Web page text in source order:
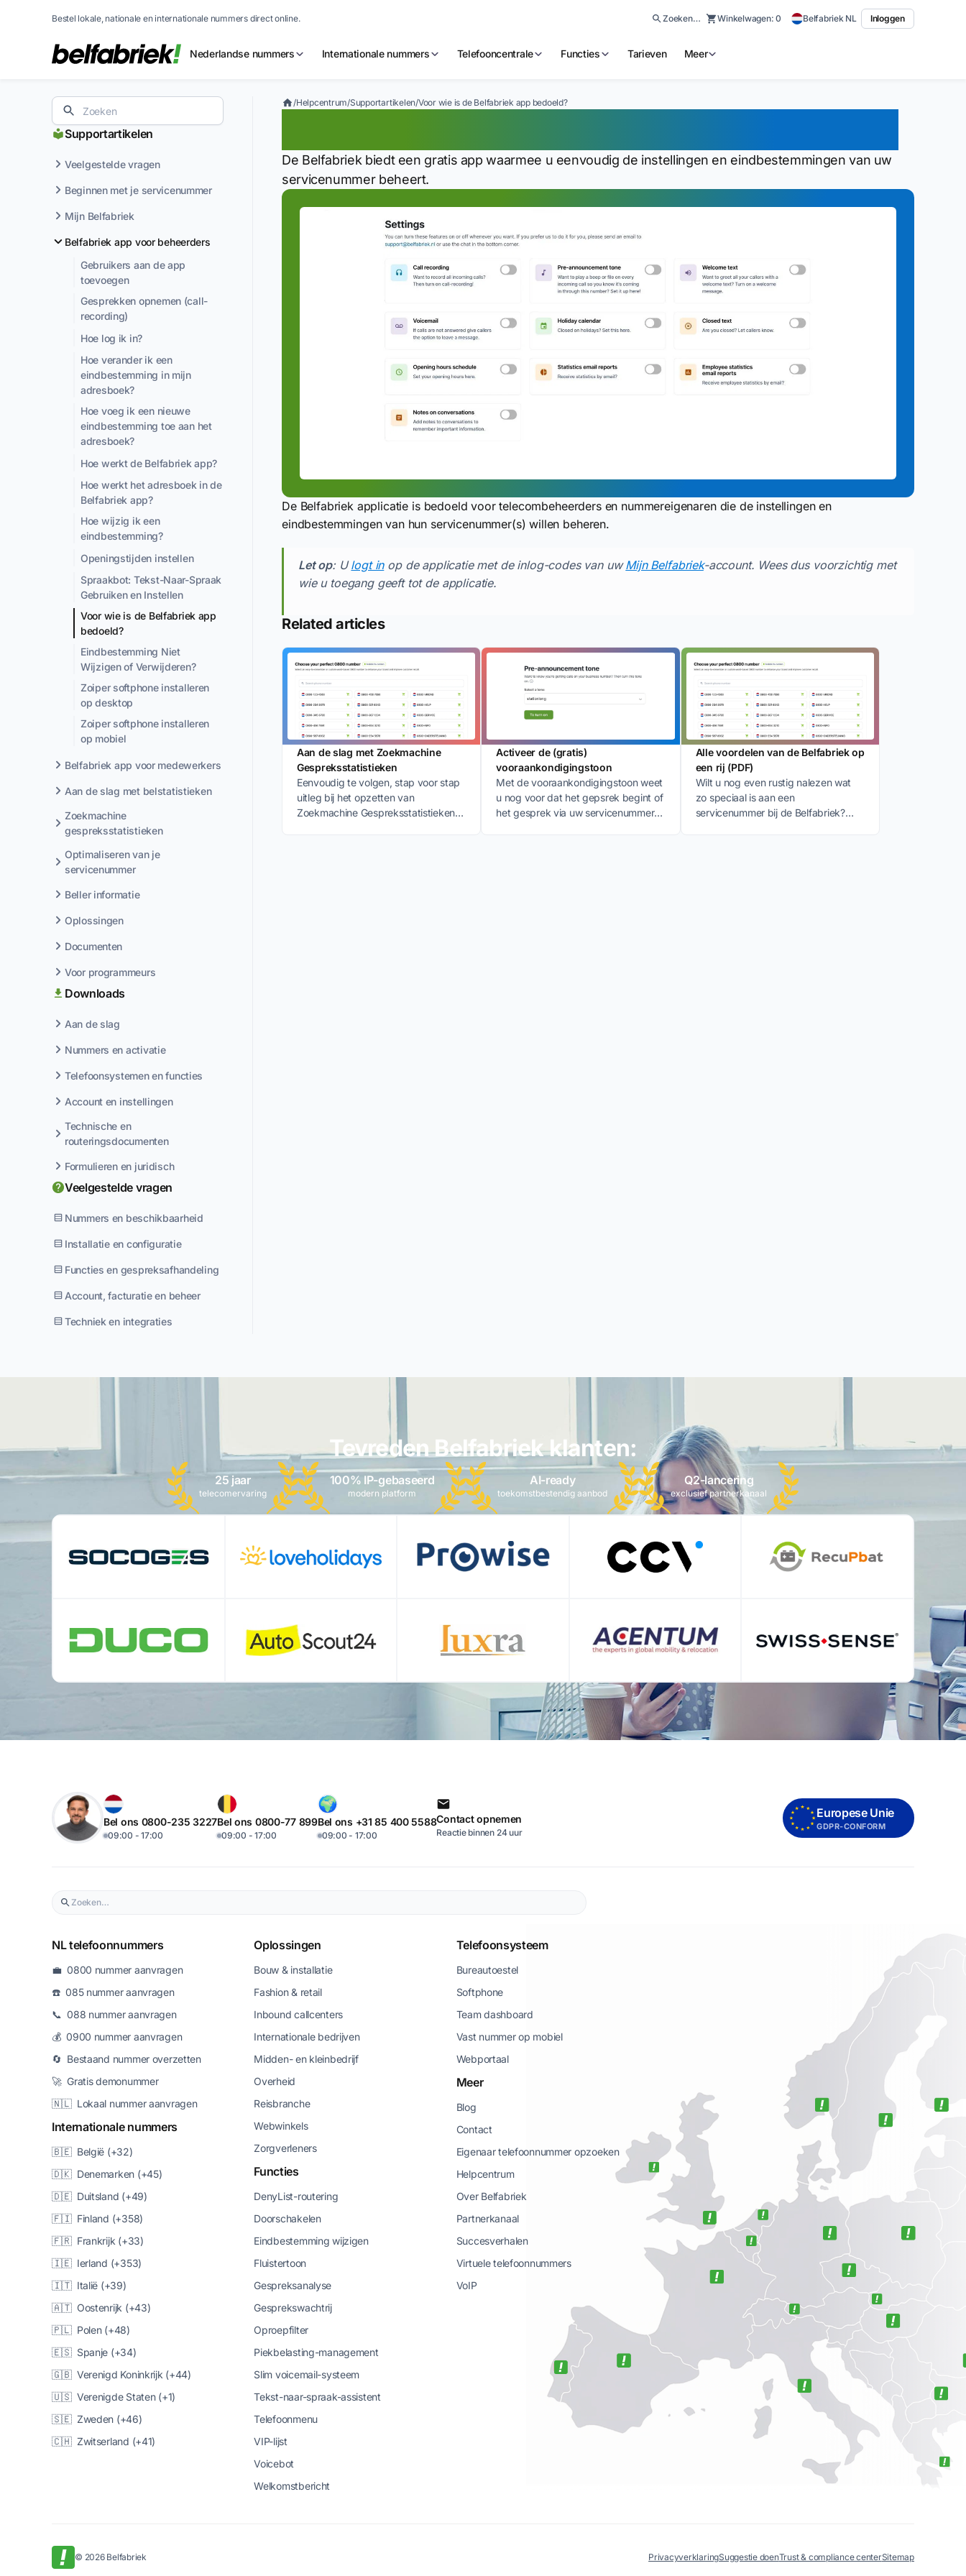
Bestel lokale, nationale en internationale nummers direct online. Zoeken… Winkelwagen:0 Belfabriek NL Inloggen
Nederlandse nummers Internationale nummers Telefooncentrale Functies Tarieven Meer
Supportartikelen
Veelgestelde vragen
Beginnen met je servicenummer
Mijn Belfabriek
Belfabriek app voor beheerders
Gebruikers aan de app
toevoegen
Gesprekken opnemen (call-
recording)
Hoe log ik in?
Hoe verander ik een
eindbestemming in mijn
adresboek?
Hoe voeg ik een nieuwe
eindbestemming toe aan het
adresboek?
Hoe werkt de Belfabriek app?
Hoe werkt het adresboek in de
Belfabriek app?
Hoe wijzig ik een
eindbestemming?
Openingstijden instellen
Spraakbot: Tekst-Naar-Spraak
Gebruiken en Instellen
Voor wie is de Belfabriek app
bedoeld?
Eindbestemming Niet
Wijzigen of Verwijderen?
Zoiper softphone installeren
op desktop
Zoiper softphone installeren
op mobiel
Belfabriek app voor medewerkers
Aan de slag met belstatistieken
Zoekmachine
gespreksstatistieken
Optimaliseren van je
servicenummer
Beller informatie
Oplossingen
Documenten
Voor programmeurs
Downloads
Aan de slag
Nummers en activatie
Telefoonsystemen en functies
Account en instellingen
Technische en
routeringsdocumenten
Formulieren en juridisch
Veelgestelde vragen
Nummers en beschikbaarheid
Installatie en configuratie
Functies en gespreksafhandeling
Account, facturatie en beheer
Techniek en integraties
/Helpcentrum/Supportartikelen/Voor wie is de Belfabriek app bedoeld?
De Belfabriek biedt een gratis app waarmee u eenvoudig de instellingen en eindbestemmingen van uw
servicenummer beheert.
De Belfabriek applicatie is bedoeld voor telecombeheerders en nummereigenaren die de instellingen en
eindbestemmingen van hun servicenummer(s) willen beheren.
Let op: Ulogt inop de applicatie met de inlog-codes van uwMijn Belfabriek-account. Wees dus voorzichtig met
wie u toegang geeft tot de applicatie.
Related articles
Aan de slag met Zoekmachine
Gespreksstatistieken
Eenvoudig te volgen, stap voor stap
uitleg bij het opzetten van
Zoekmachine Gespreksstatistieken in
Activeer de (gratis)
vooraankondigingstoon
Met de vooraankondigingstoon weet
u nog voor dat het gepsrek begint of
het gesprek via uw servicenummer
Alle voordelen van de Belfabriek op
een rij (PDF)
Wilt u nog even rustig nalezen wat
zo speciaal is aan een
servicenummer bij de Belfabriek?
Tevreden Belfabriek klanten:
25 jaar
telecomervaring
100% IP-gebaseerd
modern platform
AI-ready
toekomstbestendig aanbod
Q2-lancering
exclusief partnerkanaal
Bel ons 0800-235 3227
09:00 - 17:00
Bel ons 0800-77 899
09:00 - 17:00
Bel ons +31 85 400 5588
09:00 - 17:00
Contact opnemen
Reactie binnen 24 uur
Europese Unie
GDPR-CONFORM
NL telefoonnummers
💼 0800 nummer aanvragen
☎️ 085 nummer aanvragen
📞 088 nummer aanvragen
💰 0900 nummer aanvragen
🔄 Bestaand nummer overzetten
🚀 Gratis demonummer
🇳🇱 Lokaal nummer aanvragen
Internationale nummers
🇧🇪 België (+32)
🇩🇰 Denemarken (+45)
🇩🇪 Duitsland (+49)
🇫🇮 Finland (+358)
🇫🇷 Frankrijk (+33)
🇮🇪 Ierland (+353)
🇮🇹 Italië (+39)
🇦🇹 Oostenrijk (+43)
🇵🇱 Polen (+48)
🇪🇸 Spanje (+34)
🇬🇧 Verenigd Koninkrijk (+44)
🇺🇸 Verenigde Staten (+1)
🇸🇪 Zweden (+46)
🇨🇭 Zwitserland (+41)
Oplossingen
Bouw & installatie
Fashion & retail
Inbound callcenters
Internationale bedrijven
Midden- en kleinbedrijf
Overheid
Reisbranche
Webwinkels
Zorgverleners
Functies
DenyList-routering
Doorschakelen
Eindbestemming wijzigen
Fluistertoon
Gespreksanalyse
Gesprekswachtrij
Oproepfilter
Piekbelasting-management
Slim voicemail-systeem
Tekst-naar-spraak-assistent
Telefoonmenu
VIP-lijst
Voicebot
Welkomstbericht
Telefoonsysteem
Bureautoestel
Softphone
Team dashboard
Vast nummer op mobiel
Webportaal
Meer
Blog
Contact
Eigenaar telefoonnummer opzoeken
Helpcentrum
Over Belfabriek
Partnerkanaal
Succesverhalen
Virtuele telefoonnummers
VoIP
© 2026 Belfabriek PrivacyverklaringSuggestie doenTrust & compliance centerSitemap